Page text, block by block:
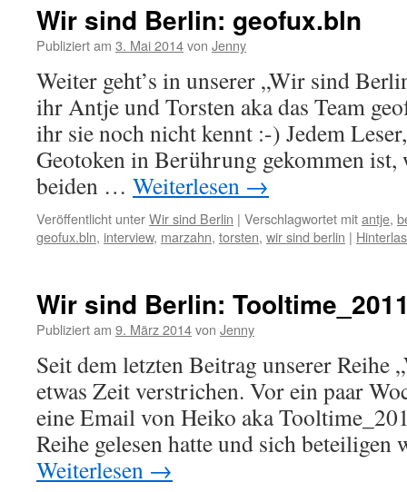
Wir sind Berlin: geofux.bln
Publiziert am 3. Mai 2014von Jenny
Weiter geht’s in unserer „Wir sind
ihr Antje und Torsten aka das Team
ihr sie noch nicht kennt :-) Jedem
Geotoken in Berührung gekommen
beiden … Weiterlesen →
Veröffentlicht unterWir sind Berlin | Verschlagwortet mitantje,
geofux.bln, interview, marzahn, torsten, wir sind berlin |
Wir sind Berlin:
Publiziert am 9. März 2014von Jenny
Seit dem letzten Beitrag unserer Reihe
etwas Zeit verstrichen. Vor ein paar
eine Email von Heiko aka
Reihe gelesen hatte und sich
Weiterlesen →